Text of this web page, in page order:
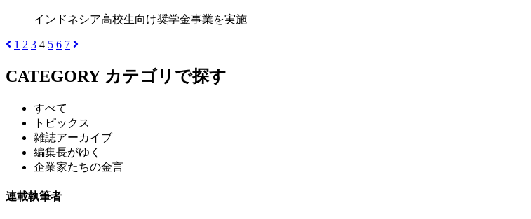
インドネシア高校生向け奨学金事業を実施
1 2 3 4 5 6 7
CATEGORY カテゴリで探す
すべて
トピックス
雑誌アーカイブ
編集長がゆく
企業家たちの金言
連載執筆者